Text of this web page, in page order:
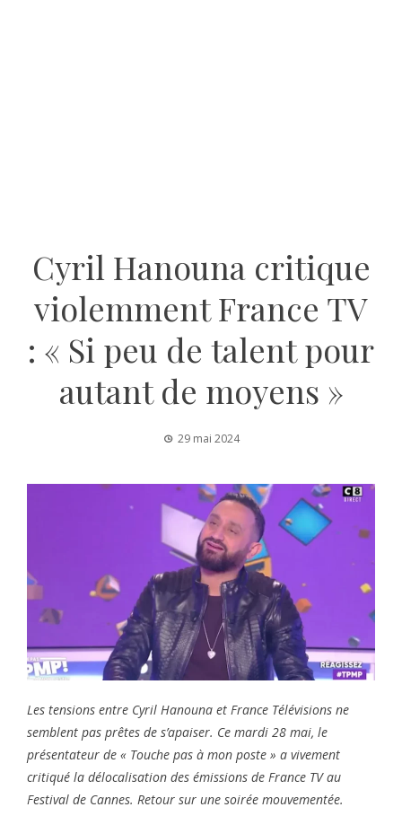
Cyril Hanouna critique
violemment France TV
: « Si peu de talent pour
autant de moyens »
29 mai 2024
Les tensions entre Cyril Hanouna et France Télévisions ne
semblent pas prêtes de s’apaiser. Ce mardi 28 mai, le
présentateur de « Touche pas à mon poste » a vivement
critiqué la délocalisation des émissions de France TV au
Festival de Cannes. Retour sur une soirée mouvementée.